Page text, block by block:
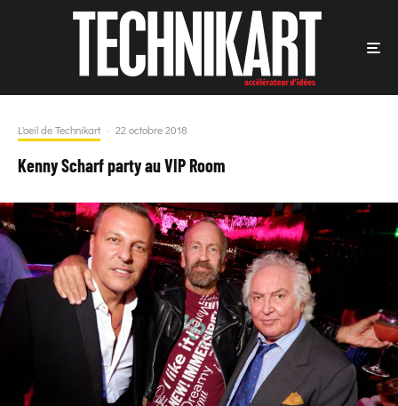
L'oeil de Technikart · 22 octobre 2018
Kenny Scharf party au VIP Room